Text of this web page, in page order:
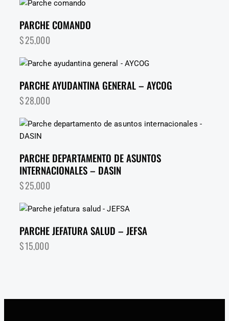
PARCHE COMANDO
$25,000
PARCHE AYUDANTINA GENERAL – AYCOG
$28,000
PARCHE DEPARTAMENTO DE ASUNTOS
INTERNACIONALES – DASIN
$25,000
PARCHE JEFATURA SALUD – JEFSA
$15,000